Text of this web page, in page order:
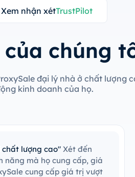
Xem nhận xétTrustPilot
chúng
đại lý nhà ở chất lượng
kinh doanh của họ.
lượng cao"Xét đến
mà họ cung cấp, giá
cung cấp giá trị vượt